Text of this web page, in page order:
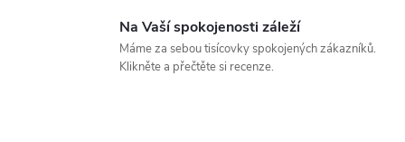
Na Vaší spokojenosti záleží
Máme za sebou tisícovky spokojených zákazníků.
Klikněte a přečtěte si recenze.